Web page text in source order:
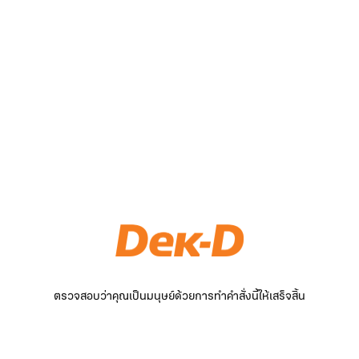
ตรวจสอบว่าคุณเป็นมนุษย์ด้วยการทำคำสั่งนี้ให้เสร็จสิ้น